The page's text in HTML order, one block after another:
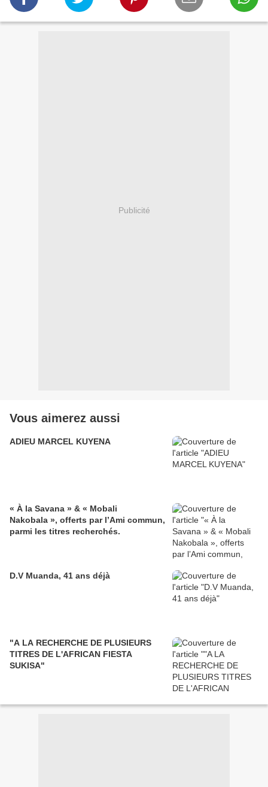
Publicité
Vous aimerez aussi
ADIEU MARCEL KUYENA
« À la Savana » & « Mobali
Nakobala », offerts par l’Ami commun,
parmi les titres recherchés.
D.V Muanda, 41 ans déjà
"A LA RECHERCHE DE PLUSIEURS
TITRES DE L'AFRICAN FIESTA
SUKISA"